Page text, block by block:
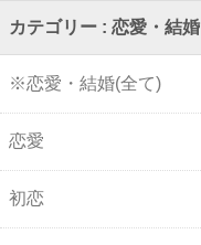
カテゴリー : 恋愛・結婚
※恋愛・結婚(全て)
恋愛
初恋